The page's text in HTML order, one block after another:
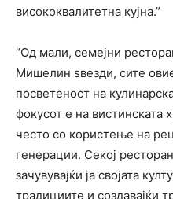
висококвалитетна кујна.”
“Од мали, семејни
Мишелин ѕвезди, сите
посветеност на
фокусот е на вистинската
често со користење на
генерации. Секој
зачувувајќи ја својата
традициите и создавајќи